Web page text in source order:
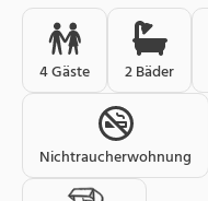
4 Gäste 2 Bäder
Nichtraucherwohnung